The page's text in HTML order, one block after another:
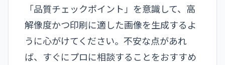
「品質チェックポイント」を意識して、高
解像度かつ印刷に適した画像を生成するよ
うに心がけてください。不安な点があれ
ば、すぐにプロに相談することをおすすめ